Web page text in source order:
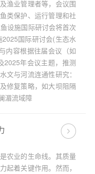
渔业管理者等，会议围
类保护、运行管理和社
设施国际研讨会将首次
国际研讨会(生态水
内容根据往届会议（如
2025年会议主题，推测
文与河流连通性研究：
修复策略，如大坝阻隔
湄流域障
农业的生命线。其质量
起着关键作用。然而，